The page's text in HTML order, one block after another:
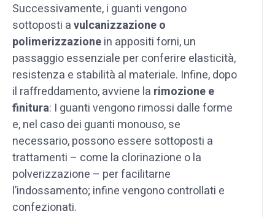
Successivamente, i guanti vengono
sottoposti avulcanizzazione o
polimerizzazionein appositi forni, un
passaggio essenziale per conferire elasticità,
resistenza e stabilità al materiale. Infine, dopo
il raffreddamento, avviene la rimozione e
finitura: I guanti vengono rimossi dalle forme
e, nel caso dei guanti monouso, se
necessario, possono essere sottoposti a
trattamenti – come la clorinazione o la
polverizzazione – per facilitarne
l’indossamento; infine vengono controllati e
confezionati.